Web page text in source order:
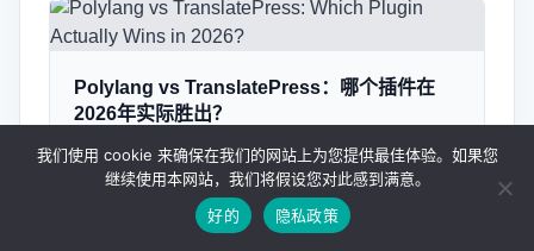
Polylang vs TranslatePress：哪个插件在
2026年实际胜出？
我们使用 cookie 来确保在我们的网站上为您提供最佳体验。如果您
继续使用本网站，我们将假设您对此感到满意。
好的
隐私政策